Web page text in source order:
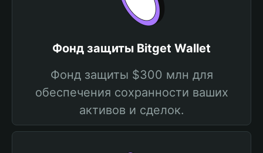
Фонд защиты Bitget Wallet
Фонд защиты $300 млн для
обеспечения сохранности ваших
активов и сделок.